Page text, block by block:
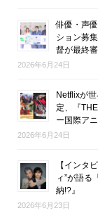
俳優・声
ション募
督が最終
2026年6月24日
Netflixが
定、『
ー国際ア
2026年6月24日
【インタ
ィ”が語る
納!?』
2026年6月23日